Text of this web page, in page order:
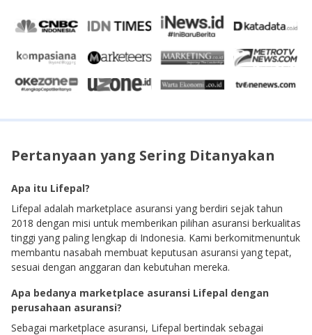
Pertanyaan yang Sering Ditanyakan
Apa itu Lifepal?
Lifepal adalah marketplace asuransi yang berdiri sejak tahun
2018 dengan misi untuk memberikan pilihan asuransi berkualitas
tinggi yang paling lengkap di Indonesia. Kami berkomitmenuntuk
membantu nasabah membuat keputusan asuransi yang tepat,
sesuai dengan anggaran dan kebutuhan mereka.
Apa bedanya marketplace asuransi Lifepal dengan
perusahaan asuransi?
Sebagai marketplace asuransi, Lifepal bertindak sebagai